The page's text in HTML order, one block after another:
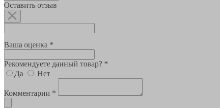
Оставить отзыв
Ваша оценка *
Рекомендуете данный товар? *
Да
Нет
Комментарии *